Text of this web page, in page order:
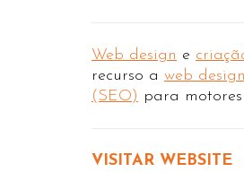
Web design e
recurso a web
(SEO) para
VISITAR WEBSITE